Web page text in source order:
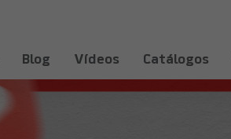
Blog Vídeos Catálogos